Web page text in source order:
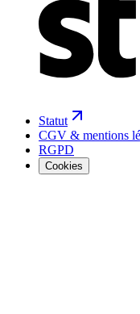
Statut
CGV & mentions
RGPD
Cookies